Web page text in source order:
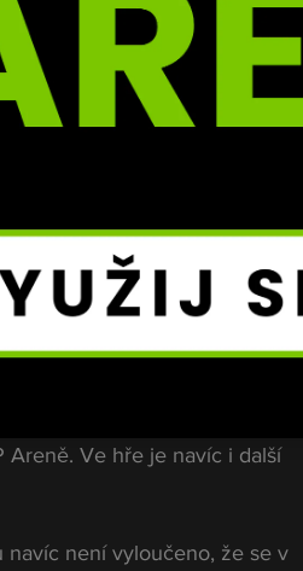
závadný symbol.
zbytečným spekulacím. Ani
se toho chytil nějaký
musí ke všemu vyjádřit,“
prostředí.
vyjadřovat úplně ke
Je to prostě banda
Areně. Ve hře je navíc i další
navíc není vyloučeno, že se v